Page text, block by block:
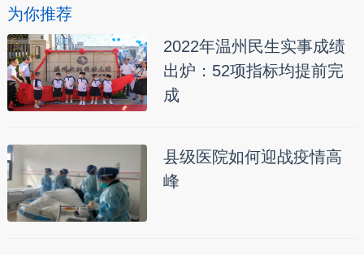
为你推荐
2022年温州民生实事成绩
出炉：52项指标均提前完
成
县级医院如何迎战疫情高
峰